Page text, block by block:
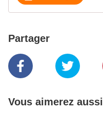
Partager
Vous aimerez aussi